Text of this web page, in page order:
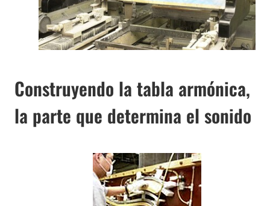
Construyendo la tabla armónica,
la parte que determina el sonido